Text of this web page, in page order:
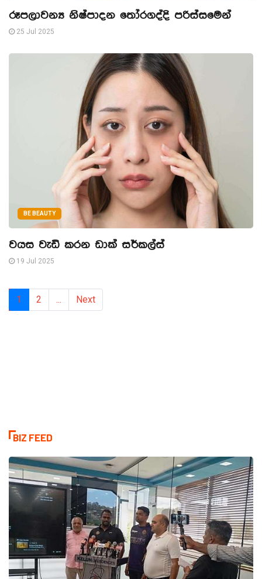
රූපලාවන්‍ය නිෂ්පාදන තෝරගද්දි පරිස්සමෙන්
25 Jul 2025
BE BEAUTY
වයස වැඩි කරන ඩාක් සර්කල්ස්
19 Jul 2025
1 2 ... Next
BIZ FEED